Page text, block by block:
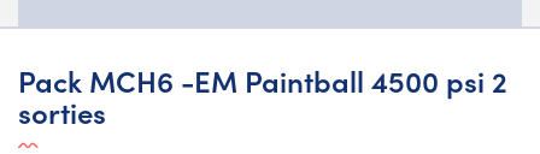
Pack MCH6 -EM Paintball 4500 psi 2
sorties